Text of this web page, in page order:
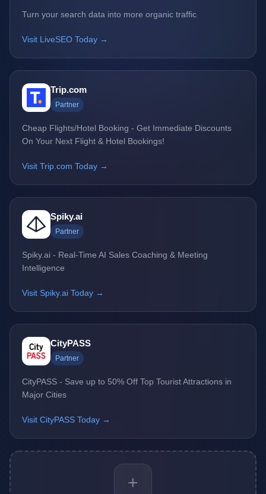
Turn your search data into more organic traffic
Visit LiveSEO Today →
Trip.com
Partner
Cheap Flights/Hotel Booking - Get Immediate Discounts
On Your Next Flight & Hotel Bookings!
Visit Trip.com Today →
Spiky.ai
Partner
Spiky.ai - Real-Time AI Sales Coaching & Meeting
Intelligence
Visit Spiky.ai Today →
CityPASS
Partner
CityPASS - Save up to 50% Off Top Tourist Attractions in
Major Cities
Visit CityPASS Today →
+